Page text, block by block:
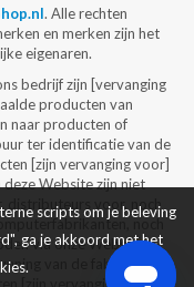
. Alle rechten
en merken zijn het
eigenaren.
bedrijf zijn [vervanging
producten van
naar producten of
ter identificatie van de
[zijn vervanging voor]
Website zijn niet
distributeurs voor, noch
noch
via onze Website
van de fabrikanten
[zijn vervanging voor]
scripts om je beleving
ga je akkoord met het